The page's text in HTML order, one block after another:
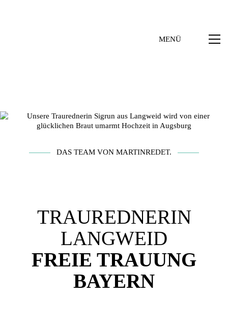
MENÜ
DAS TEAM VON MARTINREDET.
TRAUREDNERIN
LANGWEID
FREIE TRAUUNG
BAYERN